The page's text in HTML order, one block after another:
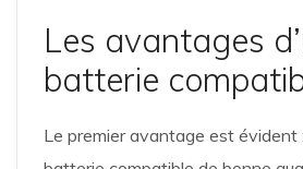
Les avantages
batterie
Le premier avantage est évident